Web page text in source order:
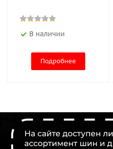
В наличии
Подробнее